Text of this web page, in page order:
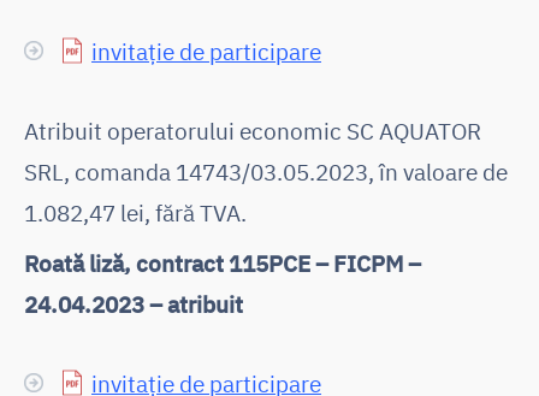
invitație de participare
Atribuit operatorului economic SC AQUATOR
SRL, comanda 14743/03.05.2023, în valoare de
1.082,47 lei, fără TVA.
Roată liză, contract 115PCE – FICPM –
24.04.2023 – atribuit
invitație de participare